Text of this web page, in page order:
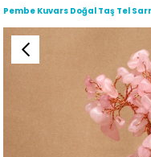
Pembe Kuvars Doğal Taş Tel